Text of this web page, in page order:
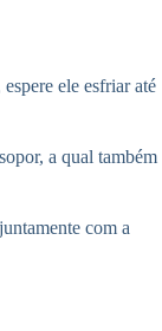
ele esfriar até
a qual também
com a